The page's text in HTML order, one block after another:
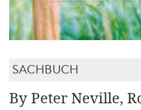
SACHBUCH
By Peter Neville,